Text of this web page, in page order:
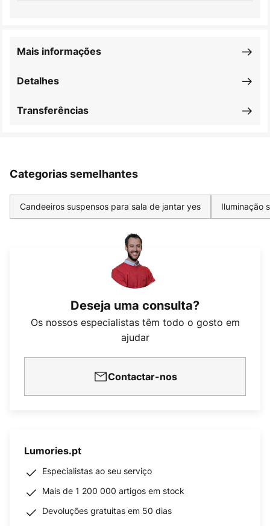
Detalhes
Mais informações
Transferências
Categorias semelhantes
Candeeiros suspensos para sala de jantar yes Iluminação
Deseja uma consulta?
Os nossos especialistas têm todo o gosto em
ajudar
Contactar-nos
Lumories.pt
Especialistas ao seu serviço
Mais de 1 200 000 artigos em stock
Devoluções gratuitas em 50 dias